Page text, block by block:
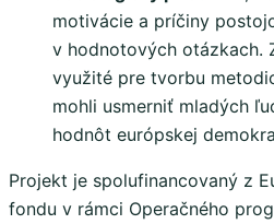
motivácie a príčiny
v hodnotových otázkach.
využité pre tvorbu
mohli usmerniť mladých
hodnôt európskej
Projekt je spolufinancovaný z
fondu v rámci Operačného